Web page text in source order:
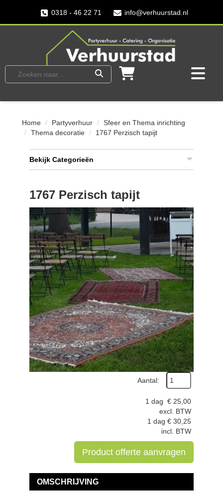
0318 - 46 22 71 info@verhuurstad.nl
Home Partyverhuur
Sfeer en Thema inrichting
Thema decoratie
1767 Perzisch tapijt
Bekijk Categorieën
1767 Perzisch tapijt
Aantal:
1 dag € 25,00
excl. BTW
1 dag € 30,25
incl. BTW
Product offerte aanvragen
OMSCHRIJVING